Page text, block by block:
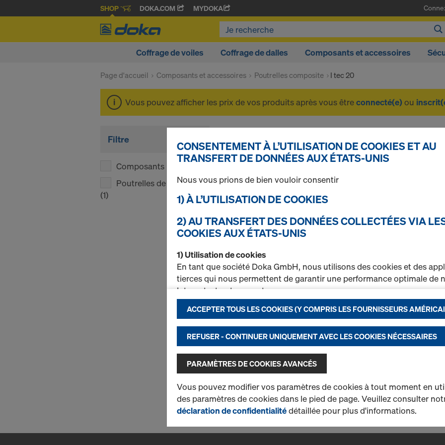
SHOP DOKA.COM MYDOKA
Coffrage de voiles Coffrage de dalles Composants et accessoires
Page d'accueil Composants et accessoires Poutrelles composite I tec 20
Vous pouvez afficher les prix de vos produits après vous êtreconnecté(e)ou
Filtre
Composants
Poutrelles de coffrage
(1)
I tec 20
1 produits trouvés
Poutrelle Doka I tec 20
La poutrelle composite I
pleine selon l'agrément
renforcement d'extrémité
polyuréthane pour une
une durée de vie
Quantité
1 produits trouvés Le plus recherché
CONSENTEMENT À L’UTILISATION DE COOKIES ET AU
TRANSFERT DE DONNÉES AUX ÉTATS-UNIS
Nous vous prions de bien vouloir consentir
1) À L’UTILISATION DE COOKIES
2) AU TRANSFERT DES DONNÉES COLLECTÉES VIA
COOKIES AUX ÉTATS-UNIS
1) Utilisation de cookies
En tant que société Doka GmbH, nous utilisons des cookies et des
tierces qui nous permettent de garantir une performance optimale de
Internet, et notamment
d’améliorer en permanence la fonctionnalité de notre site Internet
d’assurer un processus d’achat optimal lors de l’utilisation de la
Doka (fonctionnels et statistiques) ou
d’activer sur certaines plateformes une publicité ciblée adaptée à
d’utilisateur (marketing).
de protection des données. Vous avez également la possibilité de
cookies(paramétrages avancés des cookies).
Certains de nos partenaires ont leur succursale aux États-Unis. Nous
ACCEPTER TOUS LES COOKIES (Y COMPRIS LES FOURNISSEURS
REFUSER - CONTINUER UNIQUEMENT AVEC LES COOKIES NÉCESSAIRES
PARAMÈTRES DE COOKIES AVANCÉS
Vous pouvez modifier vos paramètres de cookies à tout moment en
des paramètres de cookies dans le pied de page. Veuillez consulter
déclaration de confidentialitédétaillée pour plus d'informations.